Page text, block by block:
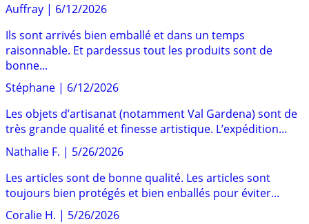
Auffray | 6/12/2026
Ils sont arrivés bien emballé et dans un temps
raisonnable. Et pardessus tout les produits sont de
bonne...
Stéphane | 6/12/2026
Les objets d’artisanat (notamment Val Gardena) sont de
très grande qualité et finesse artistique. L’expédition...
Nathalie F. | 5/26/2026
Les articles sont de bonne qualité. Les articles sont
toujours bien protégés et bien enballés pour éviter...
Coralie H. | 5/26/2026